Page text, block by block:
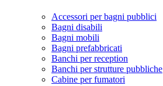
Accessori per bagni pubblici
Bagni disabili
Bagni mobili
Bagni prefabbricati
Banchi per reception
Banchi per strutture pubbliche
Cabine per fumatori